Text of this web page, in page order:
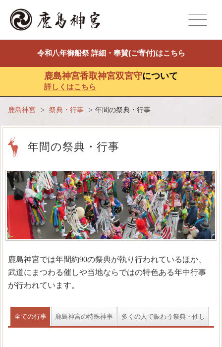
menu
令和八年御船祭 詳細・奉賛(ご寄付)はこちら
鹿島神宮香取神宮双宮守について
詳しくはこちら
鹿島神宮 > 祭典・行事 > 年間の祭典・行事
年間の祭典・行事
鹿島神宮では年間約90の祭典が執り行われているほか、
武道にまつわる催しや当地ならではの特色ある年中行事
が行われています。
全ての行事 鹿島神宮の特殊神事 多くの人で賑わう祭典・催し